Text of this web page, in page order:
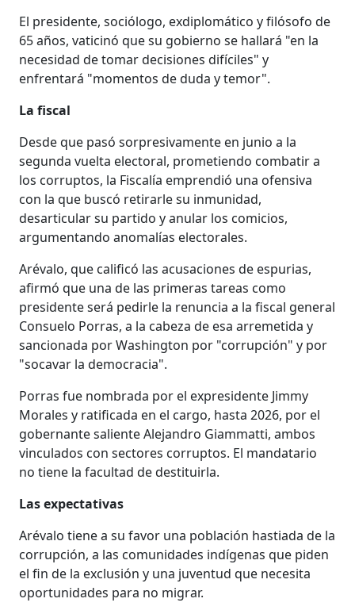
El presidente, sociólogo, exdiplomático y filósofo de
65 años, vaticinó que su gobierno se hallará "en la
necesidad de tomar decisiones difíciles" y
enfrentará "momentos de duda y temor".
La fiscal
Desde que pasó sorpresivamente en junio a la
segunda vuelta electoral, prometiendo combatir a
los corruptos, la Fiscalía emprendió una ofensiva
con la que buscó retirarle su inmunidad,
desarticular su partido y anular los comicios,
argumentando anomalías electorales.
Arévalo, que calificó las acusaciones de espurias,
afirmó que una de las primeras tareas como
presidente será pedirle la renuncia a la fiscal general
Consuelo Porras, a la cabeza de esa arremetida y
sancionada por Washington por "corrupción" y por
"socavar la democracia".
Porras fue nombrada por el expresidente Jimmy
Morales y ratificada en el cargo, hasta 2026, por el
gobernante saliente Alejandro Giammatti, ambos
vinculados con sectores corruptos. El mandatario
no tiene la facultad de destituirla.
Las expectativas
Arévalo tiene a su favor una población hastiada de la
corrupción, a las comunidades indígenas que piden
el fin de la exclusión y una juventud que necesita
oportunidades para no migrar.